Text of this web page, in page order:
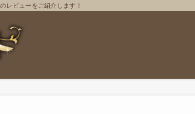
レビューをご紹介します！